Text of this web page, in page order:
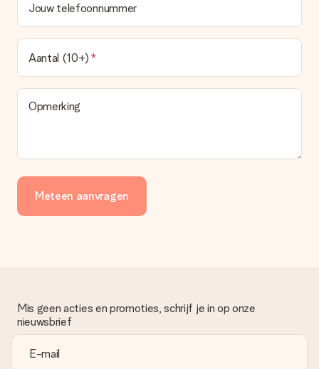
Jouw telefoonnummer
Aantal (10+)
Opmerking
Meteen aanvragen
Mis geen acties en promoties, schrijf je in op onze
nieuwsbrief